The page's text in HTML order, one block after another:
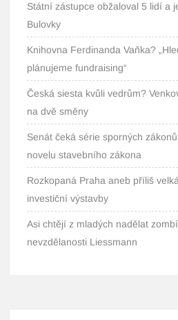
Státní zástupce obžaloval 5 lidí a
Bulovky
Knihovna Ferdinanda Vaňka?
plánujeme fundraising“
Česká siesta kvůli vedrům?
na dvě směny
Senát čeká série sporných
novelu stavebního zákona
Rozkopaná Praha aneb příliš
investiční výstavby
Asi chtějí z mladých nadělat
nevzdělanosti Liessmann